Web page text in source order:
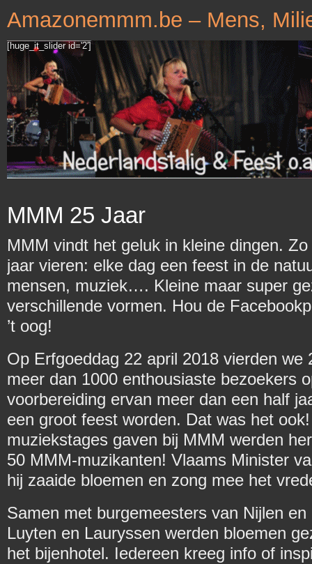
Amazonemmm.be – Mens,
[huge_it_slider id='2']
MMM 25 Jaar
MMM vindt het geluk in kleine dingen.
jaar vieren: elke dag een feest in de
mensen, muziek…. Kleine maar super
verschillende vormen. Hou de
’t oog!
Op Erfgoeddag 22 april 2018 vierden
meer dan 1000 enthousiaste bezoekers
voorbereiding ervan meer dan een half
een groot feest worden. Dat was het
muziekstages gaven bij MMM werden
50 MMM-muzikanten! Vlaams Minister
hij zaaide bloemen en zong mee het
Samen met burgemeesters van Nijlen
Luyten en Lauryssen werden bloemen
het bijenhotel. Iedereen kreeg info of